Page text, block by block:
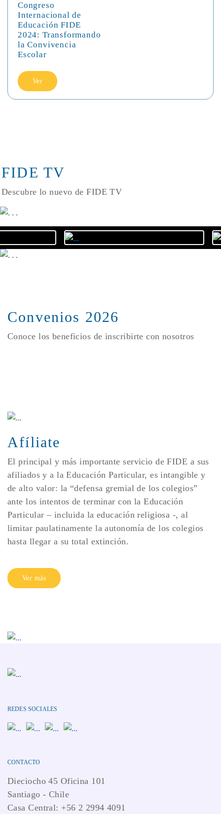
Congreso
Internacional de
Educación FIDE
2024: Transformando
la Convivencia
Escolar
Ver
FIDE TV
Descubre lo nuevo de FIDE TV
Convenios 2026
Conoce los beneficios de inscribirte con nosotros
Afíliate
El principal y más importante servicio de FIDE a sus
afiliados y a la Educación Particular, es intangible y
de alto valor: la “defensa gremial de los colegios”
ante los intentos de terminar con la Educación
Particular – incluida la educación religiosa -, al
limitar paulatinamente la autonomía de los colegios
hasta llegar a su total extinción.
Ver más
REDES SOCIALES
CONTACTO
Dieciocho 45 Oficina 101
Santiago - Chile
Casa Central: +56 2 2994 4091